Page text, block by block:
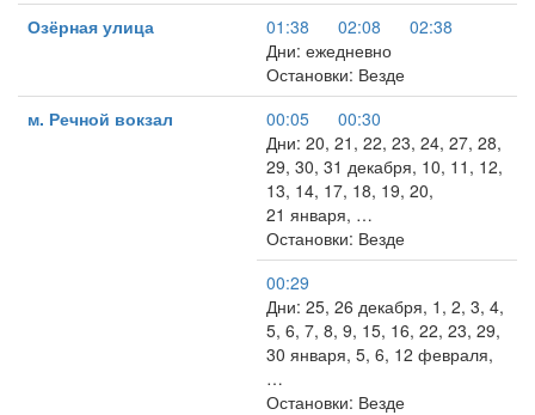
Озёрная улица
01:38 02:08
02:38
Дни: ежедневно
Остановки: Везде
м. Речной вокзал
00:05
00:30
Дни: 20, 21, 22, 23, 24, 27, 28,
29, 30, 31 декабря, 10, 11, 12,
13, 14, 17, 18, 19, 20,
21 января, …
Остановки: Везде
00:29
Дни: 25, 26 декабря, 1, 2, 3, 4,
5, 6, 7, 8, 9, 15, 16, 22, 23, 29,
30 января, 5, 6, 12 февраля,
…
Остановки: Везде